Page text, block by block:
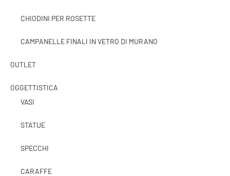
CHIODINI PER ROSETTE
CAMPANELLE FINALI IN VETRO DI MURANO
OUTLET
OGGETTISTICA
VASI
STATUE
SPECCHI
CARAFFE